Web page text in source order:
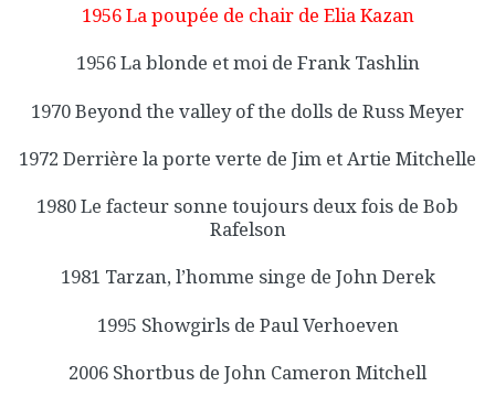
1956 La poupée de chair de Elia Kazan
1956 La blonde et moi de Frank Tashlin
1970 Beyond the valley of the dolls de Russ Meyer
1972 Derrière la porte verte de Jim et Artie Mitchelle
1980 Le facteur sonne toujours deux fois de Bob
Rafelson
1981 Tarzan, l’homme singe de John Derek
1995 Showgirls de Paul Verhoeven
2006 Shortbus de John Cameron Mitchell